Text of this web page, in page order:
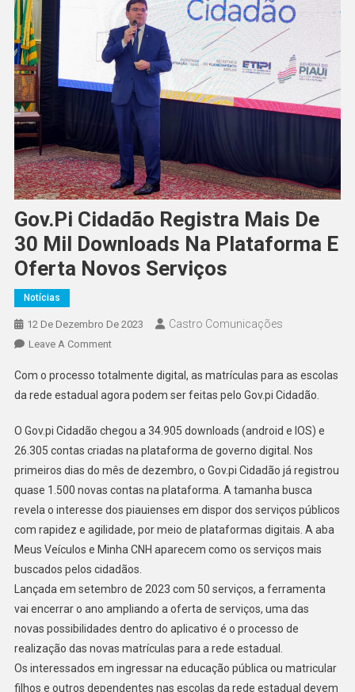
Gov.pi Cidadão Registra Mais De
30 Mil Downloads Na Plataforma E
Oferta Novos Serviços
Notícias
12 De Dezembro De 2023 Castro Comunicações
Leave A Comment
Com o processo totalmente digital, as matrículas para as escolas
da rede estadual agora podem ser feitas pelo Gov.pi Cidadão.
O Gov.pi Cidadão chegou a 34.905 downloads (android e IOS) e
26.305 contas criadas na plataforma de governo digital. Nos
primeiros dias do mês de dezembro, o Gov.pi Cidadão já registrou
quase 1.500 novas contas na plataforma. A tamanha busca
revela o interesse dos piauienses em dispor dos serviços públicos
com rapidez e agilidade, por meio de plataformas digitais. A aba
Meus Veículos e Minha CNH aparecem como os serviços mais
buscados pelos cidadãos.
Lançada em setembro de 2023 com 50 serviços, a ferramenta
vai encerrar o ano ampliando a oferta de serviços, uma das
novas possibilidades dentro do aplicativo é o processo de
realização das novas matrículas para a rede estadual.
Os interessados em ingressar na educação pública ou matricular
filhos e outros dependentes nas escolas da rede estadual devem